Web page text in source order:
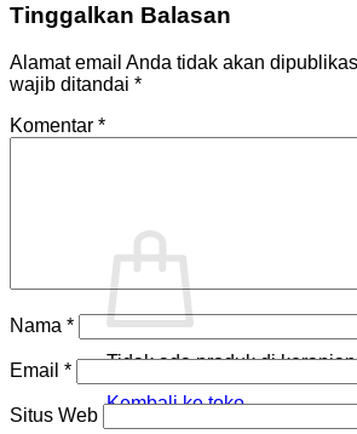
Tidak ada produk di
Kembali ke toko
Tinggalkan Balasan
Alamat email Anda tidak akan
wajib ditandai *
Komentar *
Nama *
Email *
Situs Web